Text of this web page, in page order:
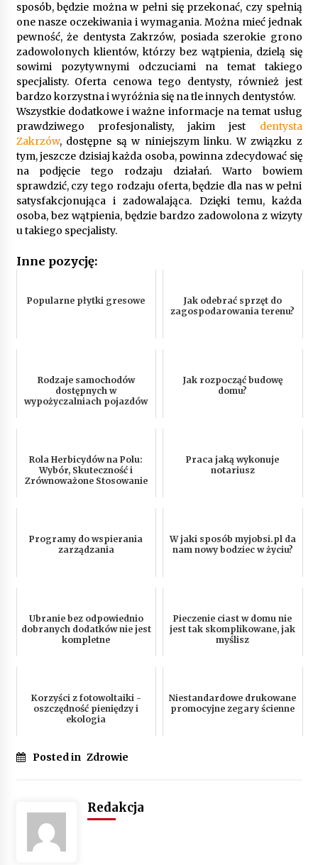
sposób, będzie można w pełni się przekonać, czy spełnią
one nasze oczekiwania i wymagania. Można mieć jednak
pewność, że dentysta Zakrzów, posiada szerokie grono
zadowolonych klientów, którzy bez wątpienia, dzielą się
sowimi pozytywnymi odczuciami na temat takiego
specjalisty. Oferta cenowa tego dentysty, również jest
bardzo korzystna i wyróżnia się na tle innych dentystów.
Wszystkie dodatkowe i ważne informacje na temat usług
prawdziwego profesjonalisty, jakim jest dentysta
Zakrzów, dostępne są w niniejszym linku. W związku z
tym, jeszcze dzisiaj każda osoba, powinna zdecydować się
na podjęcie tego rodzaju działań. Warto bowiem
sprawdzić, czy tego rodzaju oferta, będzie dla nas w pełni
satysfakcjonująca i zadowalająca. Dzięki temu, każda
osoba, bez wątpienia, będzie bardzo zadowolona z wizyty
u takiego specjalisty.
Inne pozycję:
Popularne płytki gresowe
Jak odebrać sprzęt do
zagospodarowania terenu?
Rodzaje samochodów
dostępnych w
wypożyczalniach pojazdów
Jak rozpocząć budowę
domu?
Rola Herbicydów na Polu:
Wybór, Skuteczność i
Zrównoważone Stosowanie
Praca jaką wykonuje
notariusz
Programy do wspierania
zarządzania
W jaki sposób myjobsi.pl da
nam nowy bodziec w życiu?
Ubranie bez odpowiednio
dobranych dodatków nie jest
kompletne
Pieczenie ciast w domu nie
jest tak skomplikowane, jak
myślisz
Korzyści z fotowoltaiki -
oszczędność pieniędzy i
ekologia
Niestandardowe drukowane
promocyjne zegary ścienne
Posted in Zdrowie
Redakcja